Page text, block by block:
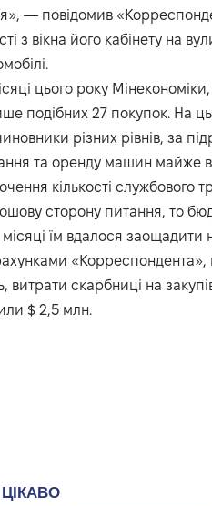
— повідомив
з вікна його кабінету на
цього року
подібних 27 покупок. На
різних рівнів, за
та оренду машин майже в
кількості службового
сторону питання, то
місяці їм вдалося
«Корреспондента»,
витрати скарбниці на
$ 2,5 млн.